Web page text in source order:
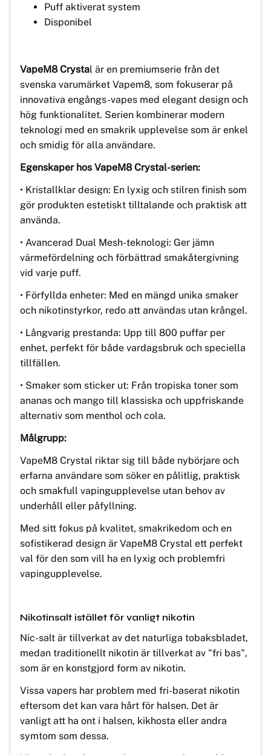
Puff aktiverat system
Disponibel
VapeM8 Crystal är en premiumserie från det
svenska varumärket Vapem8, som fokuserar på
innovativa engångs-vapes med elegant design och
hög funktionalitet. Serien kombinerar modern
teknologi med en smakrik upplevelse som är enkel
och smidig för alla användare.
Egenskaper hos VapeM8 Crystal-serien:
• Kristallklar design: En lyxig och stilren finish som
gör produkten estetiskt tilltalande och praktisk att
använda.
• Avancerad Dual Mesh-teknologi: Ger jämn
värmefördelning och förbättrad smakåtergivning
vid varje puff.
• Förfyllda enheter: Med en mängd unika smaker
och nikotinstyrkor, redo att användas utan krångel.
• Långvarig prestanda: Upp till 800 puffar per
enhet, perfekt för både vardagsbruk och speciella
tillfällen.
• Smaker som sticker ut: Från tropiska toner som
ananas och mango till klassiska och uppfriskande
alternativ som menthol och cola.
Målgrupp:
VapeM8 Crystal riktar sig till både nybörjare och
erfarna användare som söker en pålitlig, praktisk
och smakfull vapingupplevelse utan behov av
underhåll eller påfyllning.
Med sitt fokus på kvalitet, smakrikedom och en
sofistikerad design är VapeM8 Crystal ett perfekt
val för den som vill ha en lyxig och problemfri
vapingupplevelse.
Nikotinsalt istället för vanligt nikotin
Nic-salt är tillverkat av det naturliga tobaksbladet,
medan traditionellt nikotin är tillverkat av "fri bas",
som är en konstgjord form av nikotin.
Vissa vapers har problem med fri-baserat nikotin
eftersom det kan vara hårt för halsen. Det är
vanligt att ha ont i halsen, kikhosta eller andra
symtom som dessa.